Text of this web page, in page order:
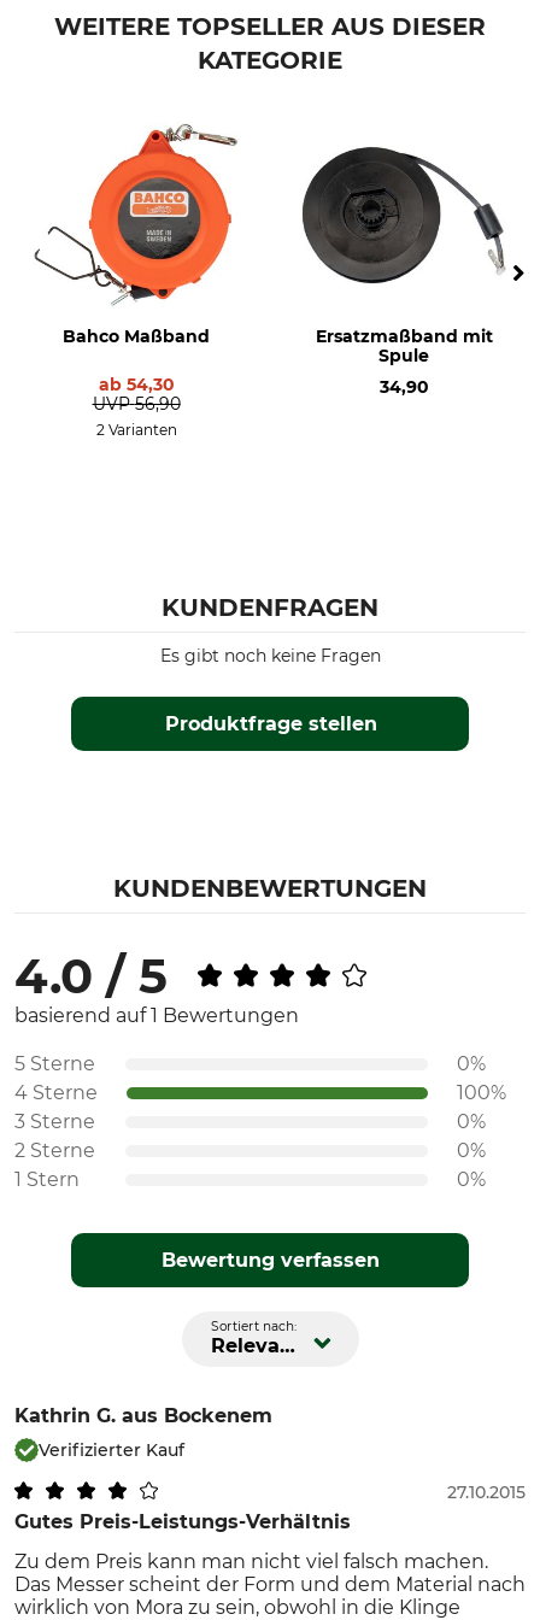
WEITERE TOPSELLER AUS DIESER
KATEGORIE
Bahco Maßband
ab 54,30
UVP 56,90
2 Varianten
Ersatzmaßband mit
Spule
34,90
KUNDENFRAGEN
Produktfrage stellen
Es gibt noch keine Fragen
KUNDENBEWERTUNGEN
4.0 / 5
basierend auf 1 Bewertungen
5 Sterne
0%
4 Sterne
100%
3 Sterne
0%
2 Sterne
0%
1 Stern
0%
Bewertung verfassen
Sortiert nach:
Relevanz
Kathrin G. aus Bockenem
Verifizierter Kauf
Gutes Preis-Leistungs-Verhältnis
27.10.2015
Zu dem Preis kann man nicht viel falsch machen.
Das Messer scheint der Form und dem Material nach
wirklich von Mora zu sein, obwohl in die Klinge